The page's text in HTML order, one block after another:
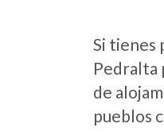
Si tienes
Pedralta
de
pueblos